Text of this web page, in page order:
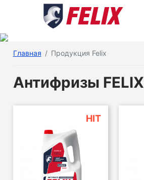
Главная Продукция Felix
Антифризы FELIX
HIT